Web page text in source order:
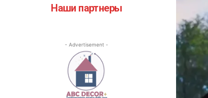
Наши партнеры
- Advertisement -